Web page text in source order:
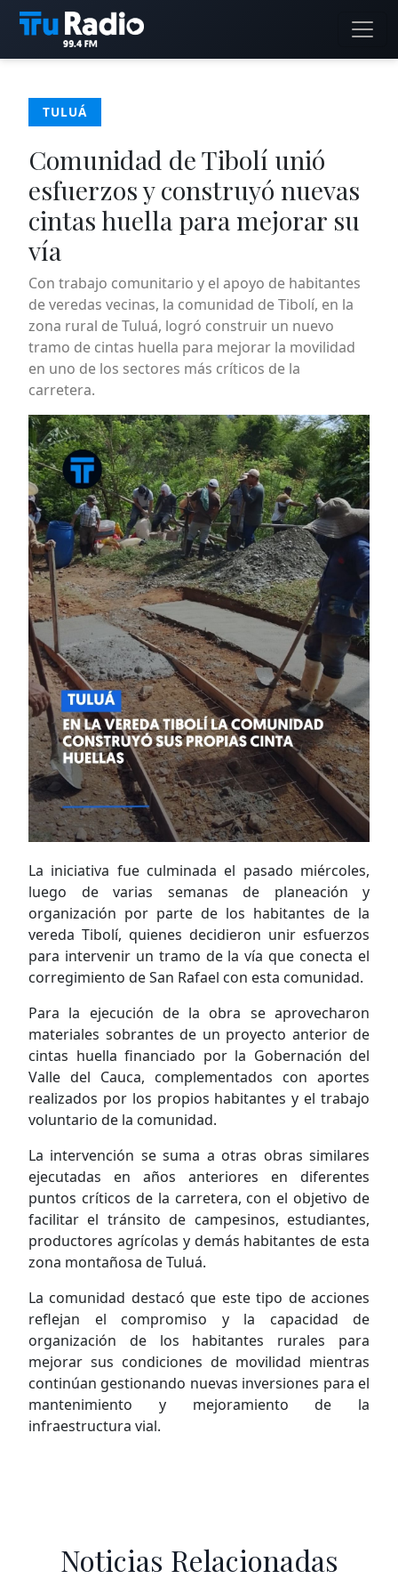
TULUÁ
Comunidad de Tibolí unió
esfuerzos y construyó nuevas
cintas huella para mejorar su
vía
Con trabajo comunitario y el apoyo de habitantes
de veredas vecinas, la comunidad de Tibolí, en la
zona rural de Tuluá, logró construir un nuevo
tramo de cintas huella para mejorar la movilidad
en uno de los sectores más críticos de la
carretera.
La iniciativa fue culminada el pasado miércoles,
luego de varias semanas de planeación y
organización por parte de los habitantes de la
vereda Tibolí, quienes decidieron unir esfuerzos
para intervenir un tramo de la vía que conecta el
corregimiento de San Rafael con esta comunidad.
Para la ejecución de la obra se aprovecharon
materiales sobrantes de un proyecto anterior de
cintas huella financiado por la Gobernación del
Valle del Cauca, complementados con aportes
realizados por los propios habitantes y el trabajo
voluntario de la comunidad.
La intervención se suma a otras obras similares
ejecutadas en años anteriores en diferentes
puntos críticos de la carretera, con el objetivo de
facilitar el tránsito de campesinos, estudiantes,
productores agrícolas y demás habitantes de esta
zona montañosa de Tuluá.
La comunidad destacó que este tipo de acciones
reflejan el compromiso y la capacidad de
organización de los habitantes rurales para
mejorar sus condiciones de movilidad mientras
continúan gestionando nuevas inversiones para el
mantenimiento y mejoramiento de la
infraestructura vial.
Noticias Relacionadas